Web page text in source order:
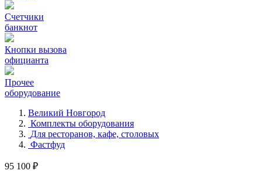
Счетчики
банкнот
Кнопки вызова
официанта
Прочее
оборудование
Великий Новгород
Комплекты оборудования
Для ресторанов, кафе, столовых
Фастфуд
95 100 ₽